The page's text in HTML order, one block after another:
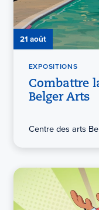
21 août
EXPOSITIONS
Combattre
Belger Arts
Centre des arts